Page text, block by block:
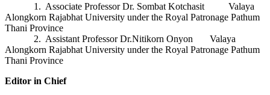
1. Associate Professor Dr. Sombat Kotchasit Valaya
Alongkorn Rajabhat University under the Royal Patronage Pathum
Thani Province
2. Assistant Professor Dr.Nitikorn Onyon Valaya
Alongkorn Rajabhat University under the Royal Patronage Pathum
Thani Province
Editor in Chief